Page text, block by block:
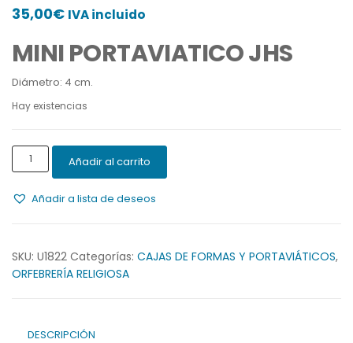
35,00€ IVA incluido
MINI PORTAVIATICO JHS
Diámetro: 4 cm.
Hay existencias
MINI
PORTAVIATICO
cantidad
Añadir al carrito
Añadir a lista de deseos
SKU: U1822 Categorías: CAJAS DE FORMAS Y PORTAVIÁTICOS,
ORFEBRERÍA RELIGIOSA
DESCRIPCIÓN